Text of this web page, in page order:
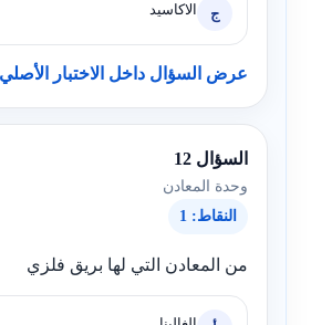
ج الاكاسيد
عرض السؤال داخل الاختبار الأصلي
السؤال 12
وحدة المعادن
النقاط: 1
من المعادن التي لها بريق فلزي